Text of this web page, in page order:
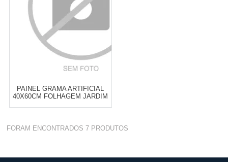
TELEVENDAS
ESTAMOS EFETUANDO
TESTES
PAINEL GRAMA ARTIFICIAL
40X60CM FOLHAGEM JARDIM
FORAM ENCONTRADOS7 PRODUTOS